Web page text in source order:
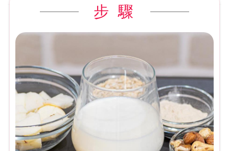
步 驟